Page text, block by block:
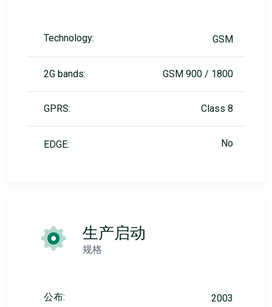
Technology: GSM
2G bands: GSM 900 / 1800
GPRS: Class 8
EDGE: No
生产启动
规格
公布: 2003